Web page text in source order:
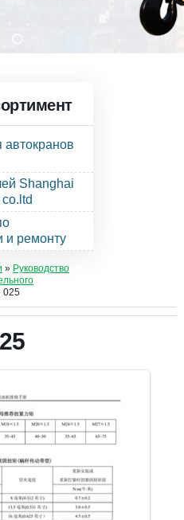
автокранов
Shanghai
и ремонту
» Руководство
025